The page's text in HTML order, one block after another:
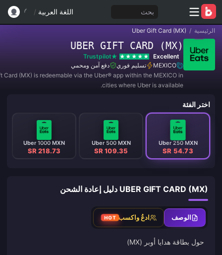
بحث اللغة العربية /
الرئيسية /
Uber Gift Card (MX)
UBER GIFT CARD (MX)
Excellent
Trustpilot
MEXICO
تسليم فوري
دفع آمن ومحمي
Card (MX) is redeemable via the Uber®️ app within the MEXICO in
cities where Uber is available.
اختر الفئة
Uber 250 MXN
SR 54.73
Uber 500 MXN
SR 109.35
Uber 1000 MXN
SR 218.73
UBER GIFT CARD (MX) دليل إعادة الشحن
الوصف ادعُ واكسب HOT